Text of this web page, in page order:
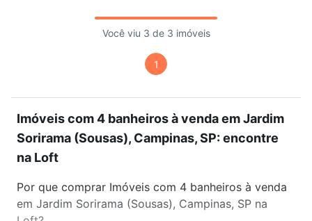
Você viu 3 de 3 imóveis
1
Imóveis com 4 banheiros à venda em Jardim
Sorirama (Sousas), Campinas, SP: encontre
na Loft
Por que comprar Imóveis com 4 banheiros à venda
em Jardim Sorirama (Sousas), Campinas, SP na